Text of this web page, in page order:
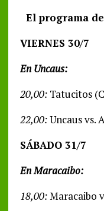
El programa
VIERNES 30/7
En Uncaus:
20,00:Tatucitos
22,00:Uncaus vs.
SÁBADO 31/7
En Maracaibo:
18,00:Maracaibo